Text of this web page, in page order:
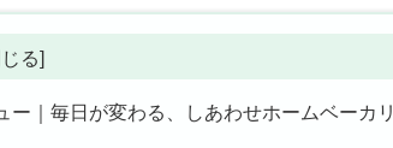
｜毎日が変わる、しあわせホームベーカリ